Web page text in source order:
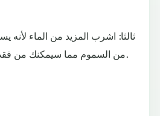
ثالثا: اشرب المزيد من الماء
من السموم مما سيمكنك من فقدان الوزن بشكل أسرع.